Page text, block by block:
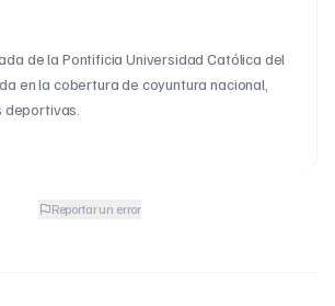
de la Pontificia Universidad Católica del
en la cobertura de coyuntura nacional,
Reportar un error